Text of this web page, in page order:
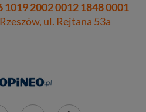
1019 2002 0012 1848 0001
ul. Rejtana 53a